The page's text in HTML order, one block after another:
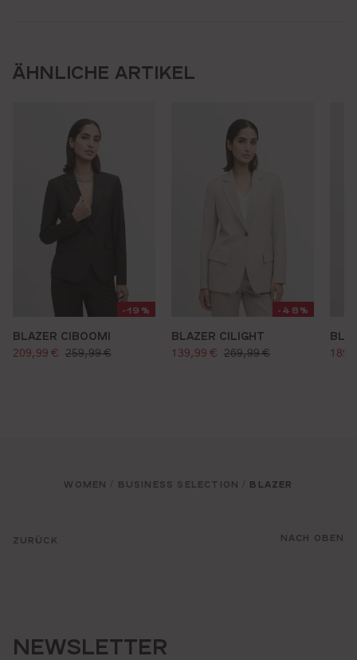
ÄHNLICHE ARTIKEL
-19%
BLAZER CIBOOMI
verkaufspreis:
209,99 € regulärer preis:
259,99 €
-48%
BLAZER CILIGHT
verkaufspreis:
139,99 € regulärer preis:
269,99 €
ZURÜCK
WOMEN BUSINESS SELECTION BLAZER
NACH OBEN
NEWSLETTER